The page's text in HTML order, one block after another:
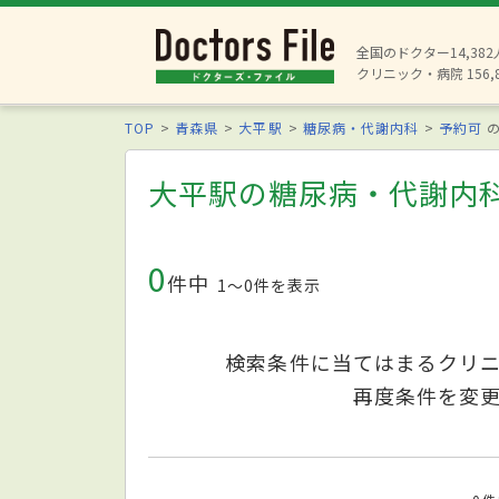
全国のドクター14,382
クリニック・病院
TOP 青森県 大平駅 糖尿病・代謝内科 予約可
大平駅の糖尿病・代謝内
0件中 1〜0件を表示
検索条件に当てはまるクリ
再度条件を変